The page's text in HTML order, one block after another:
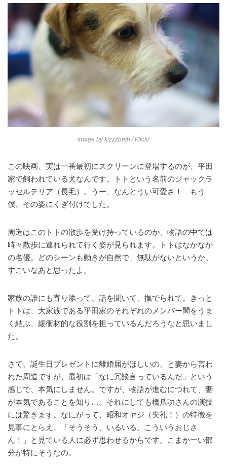
image bykizzzbeth / Flickr
この映画、実は一番最初にスクリーンに登場するのが、平田
家で飼われている犬なんです。トトという名前のジャックラ
ッセルテリア（長毛）。うー、なんとうい可愛さ！ もう
僕、その姿にくぎ付けでした。
周造はこのトトの散歩を受け持っているのか、物語の中では
時々散歩に連れられて行く姿が見られます。トトはなかなか
の名優。どのシーンも動きが自然で、無駄がないというか。
すごいなあと思ったよ。
家族の誰にも寄り添って、話を聞いて、撫でられて。きっと
トトは、大家族である平田家のそれぞれのメンバー間をうま
く結ぶ、緩衝材的な役割を担っているんだろうなと思いまし
た。
さて、誕生日プレゼントに離婚届がほしいの、と妻から言わ
れた周造ですが、最初は「なに冗談言っているんだ」という
感じで、本気にしません。ですが、物語が進むにつれて、妻
が本気であることを知り…。それにしても橋爪功さんの演技
には驚きます。なにがって、昭和オヤジ（失礼！）の特徴を
見事にとらえ、「そうそう、いるいる、こういうおじさ
ん！」と見ている人に必ず思わせるからです。こまかーい部
分が特にそうなの。